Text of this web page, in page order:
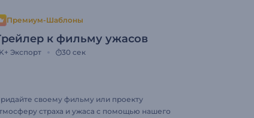
Премиум-Шаблоны
к фильму ужасов
Экспорт 30 сек
своему фильму или проекту
страха и ужаса с помощью нашего